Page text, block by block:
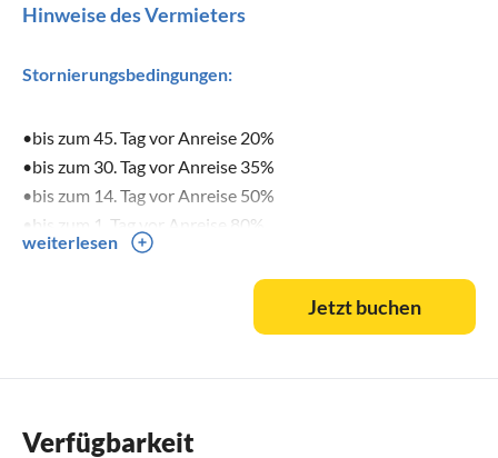
Hinweise des Vermieters
Stornierungsbedingungen:
•bis zum 45. Tag vor Anreise 20%
•bis zum 30. Tag vor Anreise 35%
•bis zum 14. Tag vor Anreise 50%
•bis zum 1. Tag vor Anreise 80%
•Danach gilt der allgemeine Grundsatz von 90%.
weiterlesen
Jetzt buchen
Verfügbarkeit